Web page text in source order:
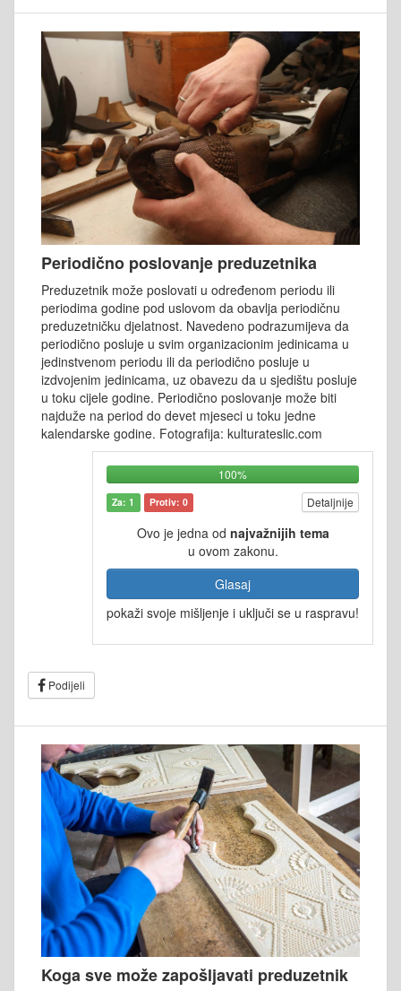
Periodično poslovanje preduzetnika
Preduzetnik može poslovati u određenom periodu ili
periodima godine pod uslovom da obavlja periodičnu
preduzetničku djelatnost. Navedeno podrazumijeva da
periodično posluje u svim organizacionim jedinicama u
jedinstvenom periodu ili da periodično posluje u
izdvojenim jedinicama, uz obavezu da u sjedištu posluje
u toku cijele godine. Periodično poslovanje može biti
najduže na period do devet mjeseci u toku jedne
kalendarske godine. Fotografija: kulturateslic.com
100%
Za: 1 Protiv: 0 Detaljnije
Ovo je jedna od najvažnijih tema
u ovom zakonu.
Glasaj
pokaži svoje mišljenje i uključi se u raspravu!
Podijeli
Koga sve može zapošljavati preduzetnik